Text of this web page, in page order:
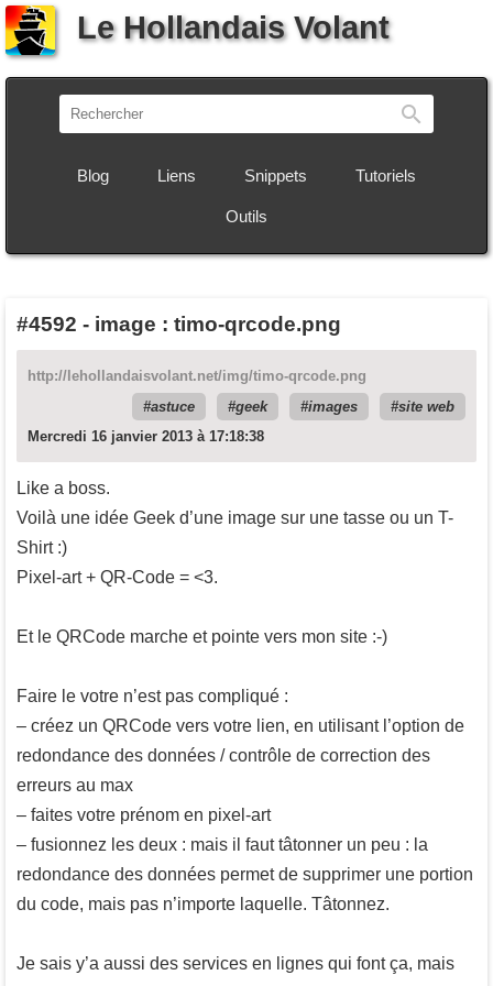
Le Hollandais Volant
Blog Liens Snippets Tutoriels
Outils
#4592 - image : timo-qrcode.png
http://lehollandaisvolant.net/img/timo-qrcode.png
astuce
geek images
site web
Mercredi 16 janvier 2013 à 17:18:38
Like a boss.
Voilà une idée Geek d’une image sur une tasse ou un T-
Shirt :)
Pixel-art + QR-Code = <3.
Et le QRCode marche et pointe vers mon site :-)
Faire le votre n’est pas compliqué :
– créez un QRCode vers votre lien, en utilisant l’option de
redondance des données / contrôle de correction des
erreurs au max
– faites votre prénom en pixel-art
– fusionnez les deux : mais il faut tâtonner un peu : la
redondance des données permet de supprimer une portion
du code, mais pas n’importe laquelle. Tâtonnez.
Je sais y’a aussi des services en lignes qui font ça, mais